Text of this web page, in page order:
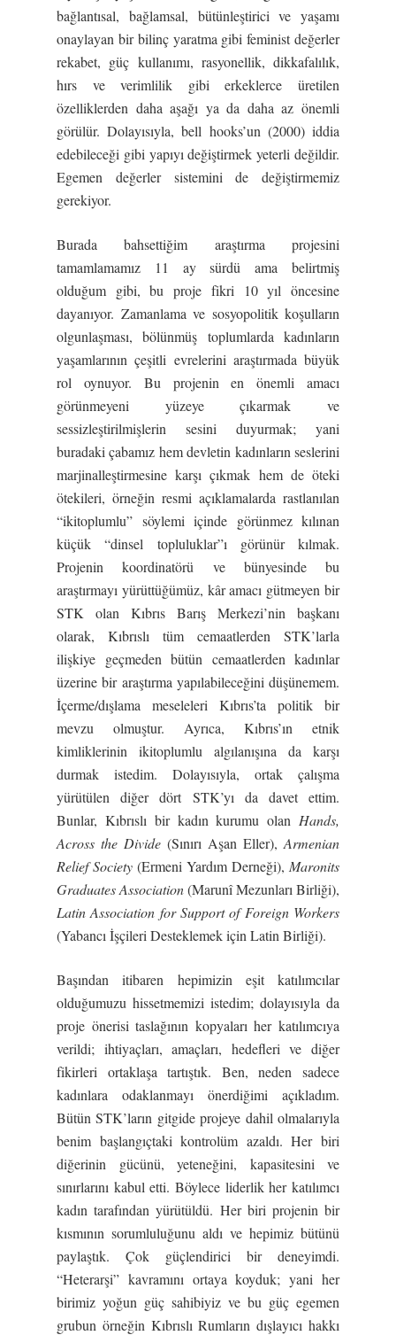
bağlantısal, bağlamsal, bütünleştirici ve yaşamı
onaylayan bir bilinç yaratma gibi feminist değerler
rekabet, güç kullanımı, rasyonellik, dikkafalılık,
hırs ve verimlilik gibi erkeklerce üretilen
özelliklerden daha aşağı ya da daha az önemli
görülür. Dolayısıyla, bell hooks’un (2000) iddia
edebileceği gibi yapıyı değiştirmek yeterli değildir.
Egemen değerler sistemini de değiştirmemiz
gerekiyor.
Burada bahsettiğim araştırma projesini
tamamlamamız 11 ay sürdü ama belirtmiş
olduğum gibi, bu proje fikri 10 yıl öncesine
dayanıyor. Zamanlama ve sosyopolitik koşulların
olgunlaşması, bölünmüş toplumlarda kadınların
yaşamlarının çeşitli evrelerini araştırmada büyük
rol oynuyor. Bu projenin en önemli amacı
görünmeyeni yüzeye çıkarmak ve
sessizleştirilmişlerin sesini duyurmak; yani
buradaki çabamız hem devletin kadınların seslerini
marjinalleştirmesine karşı çıkmak hem de öteki
ötekileri, örneğin resmi açıklamalarda rastlanılan
“ikitoplumlu” söylemi içinde görünmez kılınan
küçük “dinsel topluluklar”ı görünür kılmak.
Projenin koordinatörü ve bünyesinde bu
araştırmayı yürüttüğümüz, kâr amacı gütmeyen bir
STK olan Kıbrıs Barış Merkezi’nin başkanı
olarak, Kıbrıslı tüm cemaatlerden STK’larla
ilişkiye geçmeden bütün cemaatlerden kadınlar
üzerine bir araştırma yapılabileceğini düşünemem.
İçerme/dışlama meseleleri Kıbrıs’ta politik bir
mevzu olmuştur. Ayrıca, Kıbrıs’ın etnik
kimliklerinin ikitoplumlu algılanışına da karşı
durmak istedim. Dolayısıyla, ortak çalışma
yürütülen diğer dört STK’yı da davet ettim.
Bunlar, Kıbrıslı bir kadın kurumu olan Hands,
Across the Divide (Sınırı Aşan Eller), Armenian
Relief Society (Ermeni Yardım Derneği), Maronits
Graduates Association(Marunî Mezunları Birliği),
Latin Association for Support of Foreign Workers
(Yabancı İşçileri Desteklemek için Latin Birliği).
Başından itibaren hepimizin eşit katılımcılar
olduğumuzu hissetmemizi istedim; dolayısıyla da
proje önerisi taslağının kopyaları her katılımcıya
verildi; ihtiyaçları, amaçları, hedefleri ve diğer
fikirleri ortaklaşa tartıştık. Ben, neden sadece
kadınlara odaklanmayı önerdiğimi açıkladım.
Bütün STK’ların gitgide projeye dahil olmalarıyla
benim başlangıçtaki kontrolüm azaldı. Her biri
diğerinin gücünü, yeteneğini, kapasitesini ve
sınırlarını kabul etti. Böylece liderlik her katılımcı
kadın tarafından yürütüldü. Her biri projenin bir
kısmının sorumluluğunu aldı ve hepimiz bütünü
paylaştık. Çok güçlendirici bir deneyimdi.
“Heterarşi” kavramını ortaya koyduk; yani her
birimiz yoğun güç sahibiyiz ve bu güç egemen
grubun örneğin Kıbrıslı Rumların dışlayıcı hakkı